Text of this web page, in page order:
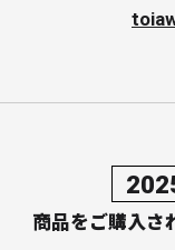
商品をご購入さ